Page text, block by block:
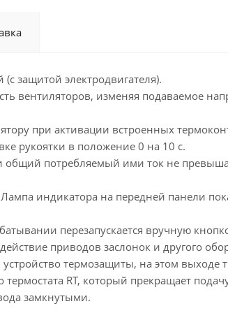
Корпус RTRE изготовлен из
Подаваемое напряжение 230
защитой электродвигателя).
вентиляторов, изменяя подаваемое
при активации встроенных
рукоятки в положение 0 на 10 с.
общий потребляемый ими ток не
индикатора на передней панели
перезапускается вручную
приводов заслонок и другого
термозащиты, на этом выходе
RT, который прекращает
замкнутыми.